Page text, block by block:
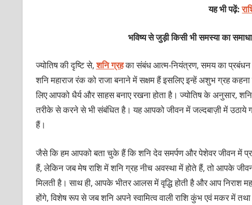
यह भी पढ़ें:
भविष्य से जुड़ी किसी भी समस्या का
ज्योतिष की दृष्टि से,शनि ग्रहका संबंध आत्म-नियंत्रण, समय का प्रबंधन
शनि महाराज रंक को राजा बनाने में सक्षम हैं इसलिए इन्हें अशुभ ग्रह
लिए आपको धैर्य और साहस बनाए रखना होता है। ज्योतिष के अनुसार,
तरीके से करने से भी संबंधित है। यह आपको जीवन में जल्दबाज़ी में
हैं।
जैसेकि हम आपको बता चुके हैं कि शनि देव समर्पण और पेशेवर जीवन में
हैं, लेकिन जब मेष राशि में शनि ग्रह नीच अवस्था में होते हैं, तो आपके
मिलती है। साथ ही, आपके भीतर आलस में वृद्धि होती है और आप निराश
होंगे, विशेष रूप से जब शनि अपने स्वामित्व वाली राशि कुंभ एवं मकर में